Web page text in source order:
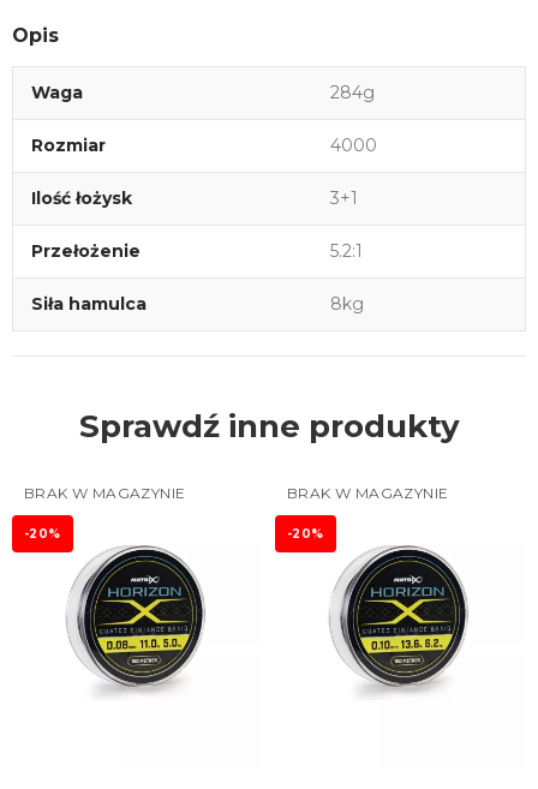
Opis
Waga 284g
Rozmiar 4000
Ilość łożysk 3+1
Przełożenie 5.2:1
Siła hamulca 8kg
Sprawdź inne produkty
BRAK W MAGAZYNIE
-20%
BRAK W MAGAZYNIE
-20%